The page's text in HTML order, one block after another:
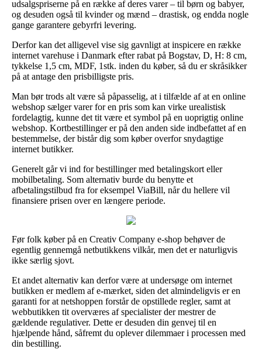
udsalgspriserne på en række af deres varer – til børn og babyer,
og desuden også til kvinder og mænd – drastisk, og endda nogle
gange garantere gebyrfri levering.
Derfor kan det alligevel vise sig gavnligt at inspicere en række
internet varehuse i Danmark efter rabat på Bogstav, D, H: 8 cm,
tykkelse 1,5 cm, MDF, 1stk. inden du køber, så du er skråsikker
på at antage den prisbilligste pris.
Man bør trods alt være så påpasselig, at i tilfælde af at en online
webshop sælger varer for en pris som kan virke urealistisk
fordelagtig, kunne det tit være et symbol på en uoprigtig online
webshop. Kortbestillinger er på den anden side indbefattet af en
bestemmelse, der bistår dig som køber overfor snydagtige
internet butikker.
Generelt går vi ind for bestillinger med betalingskort eller
mobilbetaling. Som alternativ burde du benytte et
afbetalingstilbud fra for eksempel ViaBill, når du hellere vil
finansiere prisen over en længere periode.
Før folk køber på en Creativ Company e-shop behøver de
egentlig gennemgå netbutikkens vilkår, men det er naturligvis
ikke særlig sjovt.
Et andet alternativ kan derfor være at undersøge om internet
butikken er medlem af e-mærket, siden det almindeligvis er en
garanti for at netshoppen forstår de opstillede regler, samt at
webbutikken tit overværes af specialister der mestrer de
gældende regulativer. Dette er desuden din genvej til en
hjælpende hånd, såfremt du oplever dilemmaer i processen med
din bestilling.